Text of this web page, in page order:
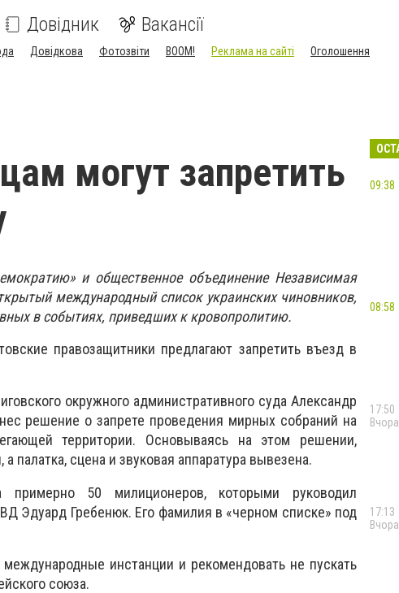
Довідник Вакансії
Довідкова Фотозвіти BOOM! Реклама на сайті
Оголошення
могут запретить
и общественное объединение Независимая
международный список украинских чиновников,
в событиях, приведших к кровопролитию.
правозащитники предлагают запретить въезд в
окружного административного суда Александр
решение о запрете проведения мирных собраний на
территории. Основываясь на этом решении,
палатка, сцена и звуковая аппаратура вывезена.
примерно 50 милиционеров, которыми руководил
Эдуард Гребенюк. Его фамилия в «черном списке» под
инстанции и рекомендовать не пускать
союза.
09:38
08:58
17:50
Вчора
17:13
Вчора